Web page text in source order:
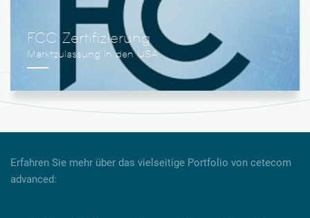
FCC Zertifizierung
Erfahren Sie mehr über das vielseitige Portfolio von cetecom
advanced: